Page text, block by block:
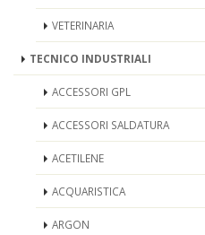
VETERINARIA
TECNICO INDUSTRIALI
ACCESSORI GPL
ACCESSORI SALDATURA
ACETILENE
ACQUARISTICA
ARGON